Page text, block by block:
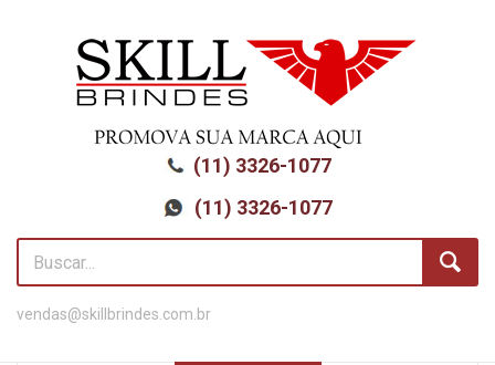
(11) 3326-1077
(11) 3326-1077
vendas@skillbrindes.com.br